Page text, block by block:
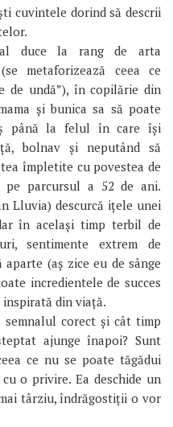
cuvintele dorind să descrii
duce la rang de arta
metaforizează ceea ce
de undă”), în copilărie din
și bunica sa să poate
până la felul în care își
bolnav și neputând să
împletite cu povestea de
parcursul a 52 de ani.
Lluvia) descurcă ițele unei
în același timp terbil de
sentimente extrem de
(aș zice eu de sânge
incredientele de succes
din viață.
corect și cât timp
ajunge înapoi? Sunt
ce nu se poate tăgădui
o privire. Ea deschide un
târziu, îndrăgostiții o vor